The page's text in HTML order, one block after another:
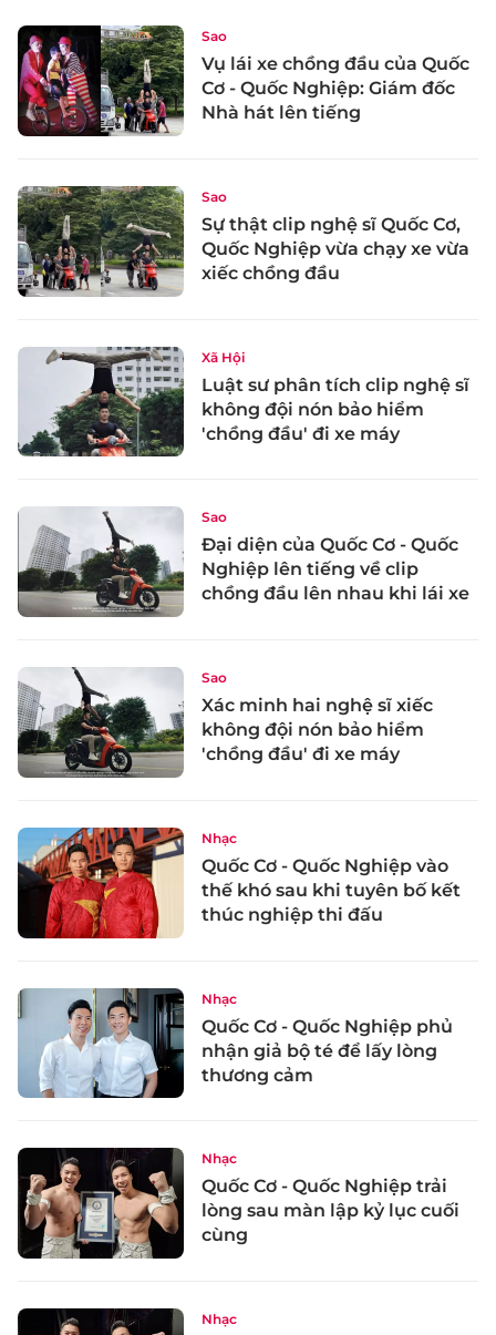
Sao
Vụ lái xe chồng đầu của Quốc
Cơ - Quốc Nghiệp: Giám đốc
Nhà hát lên tiếng
Sao
Sự thật clip nghệ sĩ Quốc Cơ,
Quốc Nghiệp vừa chạy xe vừa
xiếc chồng đầu
Xã Hội
Luật sư phân tích clip nghệ sĩ
không đội nón bảo hiểm
'chồng đầu' đi xe máy
Sao
Đại diện của Quốc Cơ - Quốc
Nghiệp lên tiếng về clip
chồng đầu lên nhau khi lái xe
Sao
Xác minh hai nghệ sĩ xiếc
không đội nón bảo hiểm
'chồng đầu' đi xe máy
Nhạc
Quốc Cơ - Quốc Nghiệp vào
thế khó sau khi tuyên bố kết
thúc nghiệp thi đấu
Nhạc
Quốc Cơ - Quốc Nghiệp phủ
nhận giả bộ té để lấy lòng
thương cảm
Nhạc
Quốc Cơ - Quốc Nghiệp trải
lòng sau màn lập kỷ lục cuối
cùng
Nhạc